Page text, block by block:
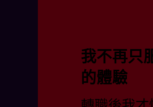
我不再只
的體驗